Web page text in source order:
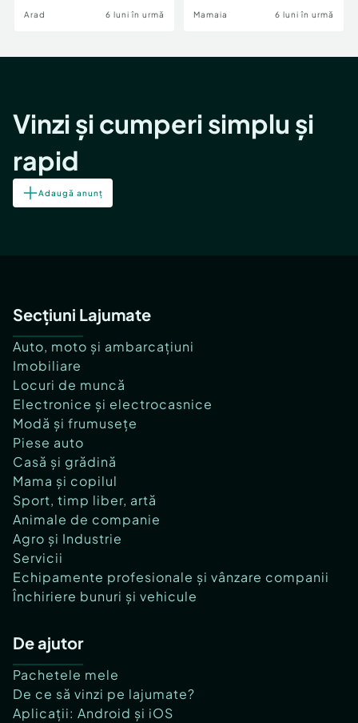
Arad 6 luni în urmă Mamaia 6 luni în urmă
Vinzi și cumperi simplu și
rapid
Adaugă anunț
Secțiuni Lajumate
Auto, moto și ambarcațiuni
Imobiliare
Locuri de muncă
Electronice și electrocasnice
Modă și frumusețe
Piese auto
Casă și grădină
Mama și copilul
Sport, timp liber, artă
Animale de companie
Agro și Industrie
Servicii
Echipamente profesionale și vânzare companii
Închiriere bunuri și vehicule
De ajutor
Pachetele mele
De ce să vinzi pe lajumate?
Aplicații: Android și iOS